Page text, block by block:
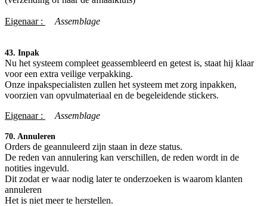
Eigenaar : ​Assemblage
43. Inpak
Nu het systeem compleet geassembleerd en getest is, staat hij klaar
voor een extra veilige verpakking.
Onze inpakspecialisten zullen het systeem met zorg inpakken,
voorzien van opvulmateriaal en de begeleidende stickers.
Eigenaar :
​Assemblage
70. Annuleren
Orders de geannuleerd zijn staan in deze status.
De reden van annulering kan verschillen, de reden wordt in de
notities ingevuld.
Dit zodat er waar nodig later te onderzoeken is waarom klanten
annuleren
Het is niet meer te herstellen.